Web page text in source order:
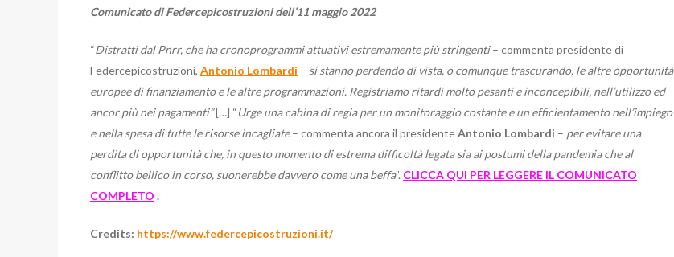
Comunicato di Federcepicostruzioni dell’11 maggio 2022
“Distratti dal Pnrr, che ha cronoprogrammi attuativi estremamente più stringenti– commenta presidente di
Federcepicostruzioni, Antonio Lombardi – si stanno perdendo di vista, o comunque trascurando, le altre opportunità
europee di finanziamento e le altre programmazioni. Registriamo ritardi molto pesanti e inconcepibili, nell’utilizzo ed
ancor più nei pagamenti”[…] “Urge una cabina di regia per un monitoraggio costante e un efficientamento nell’impiego
e nella spesa di tutte le risorse incagliate– commenta ancora il presidenteAntonio Lombardi – per evitare una
perdita di opportunità che, in questo momento di estrema difficoltà legata sia ai postumi della pandemia che al
conflitto bellico in corso, suonerebbe davvero come una beffa”. CLICCA QUI PER LEGGERE IL COMUNICATO
COMPLETO .
Credits: https://www.federcepicostruzioni.it/